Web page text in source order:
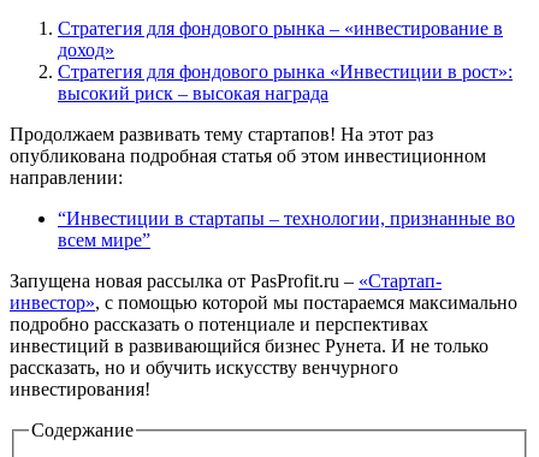
Стратегия для фондового рынка – «инвестирование в
доход»
Стратегия для фондового рынка «Инвестиции в рост»:
высокий риск – высокая награда
Продолжаем развивать тему стартапов! На этот раз
опубликована подробная статья об этом инвестиционном
направлении:
“Инвестиции в стартапы – технологии, признанные во
всем мире”
Запущена новая рассылка от PasProfit.ru – «Стартап-
инвестор», с помощью которой мы постараемся максимально
подробно рассказать о потенциале и перспективах
инвестиций в развивающийся бизнес Рунета. И не только
рассказать, но и обучить искусству венчурного
инвестирования!
Содержание